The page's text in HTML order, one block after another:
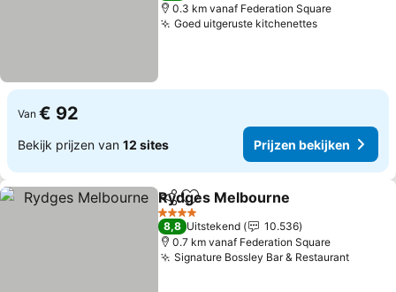
0.3 km vanaf Federation Square
Goed uitgeruste kitchenettesPrijzen
Van € 92
Bekijk prijzen van 12 sites Prijzen bekijken
DelenToevoegen aan favorieten
Rydges Melbourne
4 Sterren
8,8 Uitstekend
10.536
0.7 km vanaf Federation Square
Signature Bossley Bar & Restaurant